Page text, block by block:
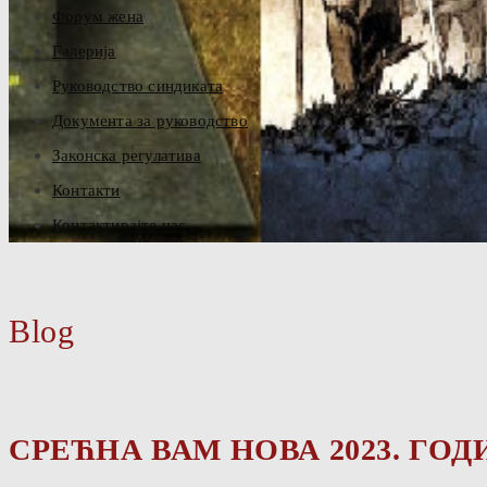
Форум жена
Галерија
Руководство синдиката
Документа за руководство
Законска регулатива
Контакти
Контактирајте нас
Blog
СРЕЋНА ВАМ НОВА 2023.